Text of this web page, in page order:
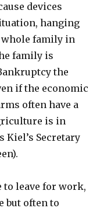
devices
hanging
whole family in
family is
the
if the economic
often have a
is in
Kiel’s Secretary
to leave for work,
but often to